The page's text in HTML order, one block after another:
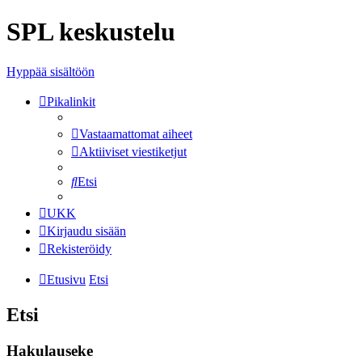
SPL keskustelu
Hyppää sisältöön
Pikalinkit
Vastaamattomat aiheet
Aktiiviset viestiketjut
Etsi
UKK
Kirjaudu sisään
Rekisteröidy
Etusivu Etsi
Etsi
Hakulauseke